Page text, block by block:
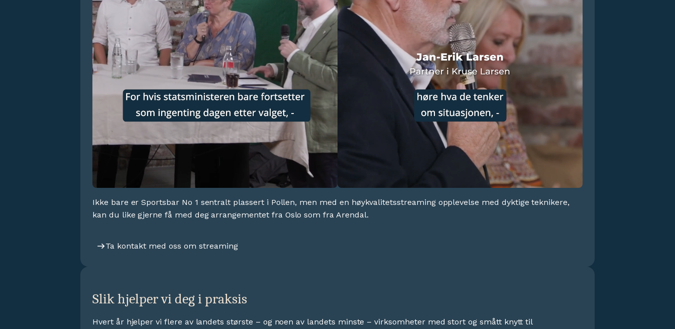
Ikke bare er Sportsbar No 1 sentralt plassert i Pollen, men med en høykvalitetsstreaming opplevelse med dyktige teknikere,
kan du like gjerne få med deg arrangementet fra Oslo som fra Arendal.
Ta kontakt med oss om streaming
Slik hjelper vi deg i praksis
Hvert år hjelper vi flere av landets største – og noen av landets minste – virksomheter med stort og smått knytt til